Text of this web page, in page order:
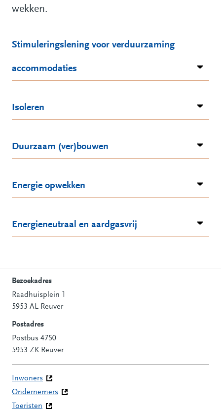
wekken.
Stimuleringslening voor verduurzaming
accommodaties
Isoleren
Duurzaam (ver)bouwen
Energie opwekken
Energieneutraal en aardgasvrij
Contactinformatie
Bezoekadres
Raadhuisplein 1
5953 AL Reuver
Postadres
Postbus 4750
5953 ZK Reuver
Inwoners
Ondernemers
Toeristen